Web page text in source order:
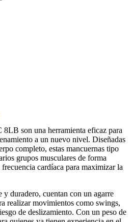
son una herramienta eficaz para
a un nuevo nivel. Diseñadas
completo, estas mancuernas tipo
grupos musculares de forma
cardíaca para maximizar la
y duradero, cuentan con un agarre
realizar movimientos como swings,
de deslizamiento. Con un peso de